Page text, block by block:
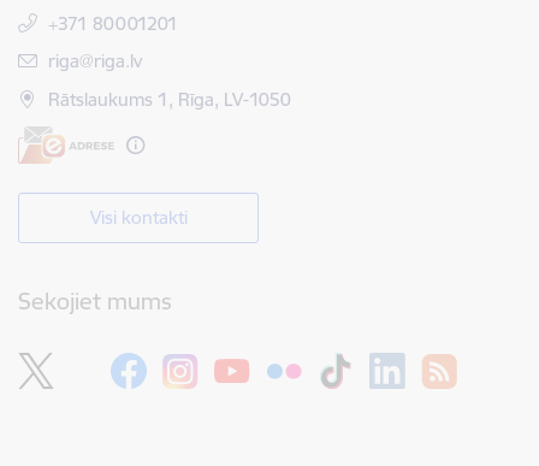
+371 80001201
E-pasts:
riga@riga.lv
Rātslaukums 1, Rīga, LV-1050
Visi kontakti
Sekojiet mums